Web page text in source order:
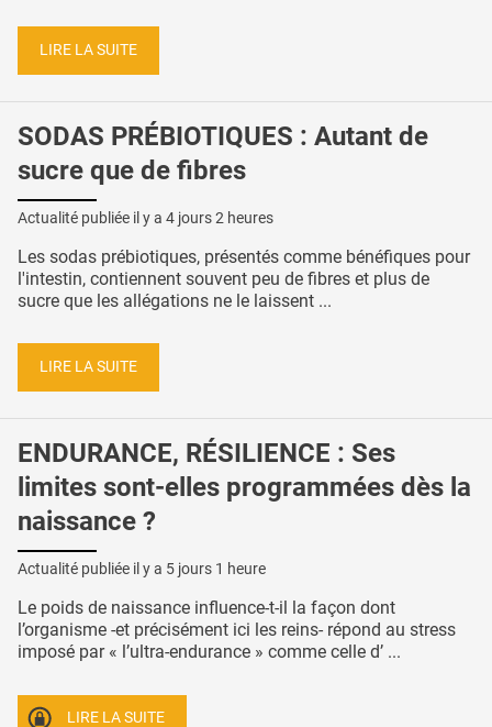
LIRE LA SUITE
SODAS PRÉBIOTIQUES : Autant de
sucre que de fibres
Actualité publiée il y a 4 jours 2 heures
Les sodas prébiotiques, présentés comme bénéfiques pour
l'intestin, contiennent souvent peu de fibres et plus de
sucre que les allégations ne le laissent ...
LIRE LA SUITE
ENDURANCE, RÉSILIENCE : Ses
limites sont-elles programmées dès la
naissance ?
Actualité publiée il y a 5 jours 1 heure
Le poids de naissance influence-t-il la façon dont
l’organisme -et précisément ici les reins- répond au stress
imposé par « l’ultra-endurance » comme celle d’ ...
LIRE LA SUITE